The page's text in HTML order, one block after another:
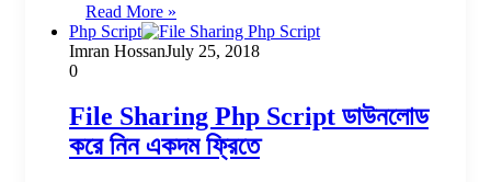
Read More »
Php Script
Imran HossanJuly 25, 2018
0
File Sharing Php Script ডাউনলোড
করে নিন একদম ফ্রিতে